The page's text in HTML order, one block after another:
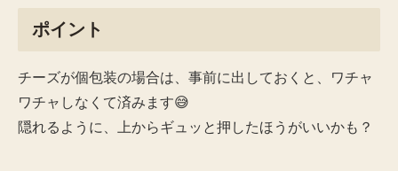
ポイント
チーズが個包装の場合は、事前に出しておくと、ワチャ
ワチャしなくて済みます😅
隠れるように、上からギュッと押したほうがいいかも？